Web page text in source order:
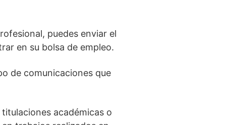
puedes enviar el
en su bolsa de empleo.
de comunicaciones que
académicas o